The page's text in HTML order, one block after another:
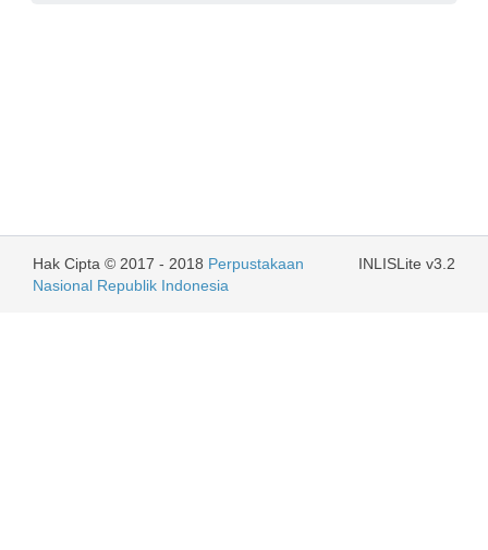
INLISLite v3.2
Hak Cipta © 2017 - 2018 Perpustakaan
Nasional Republik Indonesia